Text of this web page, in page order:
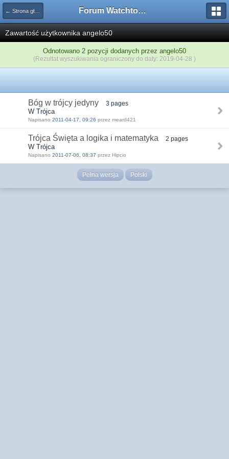
← Strona główna Forum Watchtower
Zawartość użytkownika angelo50
Odnotowano 2 pozycji dodanych przez angelo50
(Rezultat wyszukiwania ograniczony do daty: 2019-04-28 )
Bóg w trójcy jedyny 3 pages
W Trójca
Napisano 2011-04-17, 09:26 przez meard421
Trójca Święta a logika i matematyka 2 pages
W Trójca
Napisano 2011-07-06, 08:37 przez Hipcio
Pełna wersja Polski